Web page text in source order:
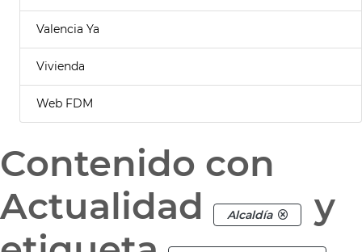
Valencia Ya
Vivienda
Web FDM
Contenido con
Actualidad
Alcaldía
y